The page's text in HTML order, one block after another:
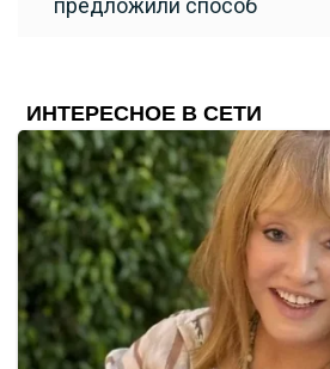
предложили способ